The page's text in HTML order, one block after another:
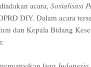
acara, Sosialisasi
DIY. Dalam acara
dan Kepala Bidang